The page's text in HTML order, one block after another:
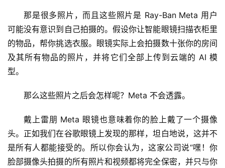
那是很多照片，而且这些照片是 Ray-Ban Meta 用户
可能没有意识到自己拍摄的。假设你让智能眼镜扫描衣柜里
的物品，帮你挑选衣服。眼镜实际上会拍摄数十张你的房间
及其所有物品的照片，并将它们全部上传到云端的 AI 模
型。
那么这些照片之后会怎样呢？Meta 不会透露。
戴上雷朋 Meta 眼镜也意味着你的脸上戴了一个摄像
头。正如我们在谷歌眼镜上发现的那样，坦白地说，这并不
是所有人都能接受的。所以你会认为，这家公司说“嘿！你
脸部摄像头拍摄的所有照片和视频都将完全保密，并只与你